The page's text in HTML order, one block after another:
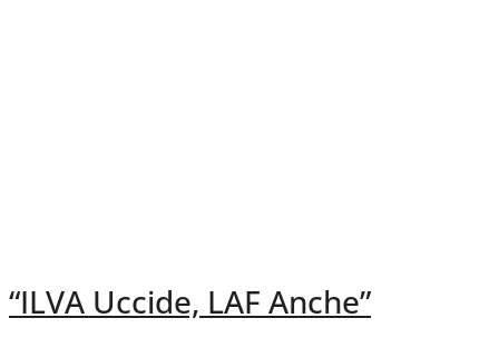
“ILVA Uccide, LAF Anche”